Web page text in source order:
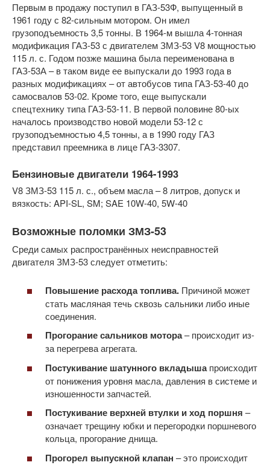
Первым в продажу поступил в ГАЗ-53Ф, выпущенный в
1961 году с 82-сильным мотором. Он имел
грузоподъемность 3,5 тонны. В 1964-м вышла 4-тонная
модификация ГАЗ-53 с двигателем ЗМЗ-53 V8 мощностью
115 л. с. Годом позже машина была переименована в
ГАЗ-53А – в таком виде ее выпускали до 1993 года в
разных модификациях – от автобусов типа ГАЗ-53-40 до
самосвалов 53-02. Кроме того, еще выпускали
спецтехнику типа ГАЗ-53-11. В первой половине 80-ых
началось производство новой модели 53-12 с
грузоподъемностью 4,5 тонны, а в 1990 году ГАЗ
представил преемника в лице ГАЗ-3307.
Бензиновые двигатели 1964-1993
V8 ЗМЗ-53 115 л. с., объем масла – 8 литров, допуск и
вязкость: API-SL, SM; SAE 10W-40, 5W-40
Возможные поломки ЗМЗ-53
Среди самых распространённых неисправностей
двигателя ЗМЗ-53 следует отметить:
Повышение расхода топлива. Причиной может
стать масляная течь сквозь сальники либо иные
соединения.
Прогорание сальников мотора– происходит из-
за перегрева агрегата.
Постукивание шатунного вкладышапроисходит
от понижения уровня масла, давления в системе и
изношенности запчастей.
Постукивание верхней втулки и ход поршня –
означает трещину юбки и перегородки поршневого
кольца, прогорание днища.
Прогорел выпускной клапан – это происходит